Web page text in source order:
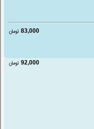
83,000 تومان
92,000 تومان